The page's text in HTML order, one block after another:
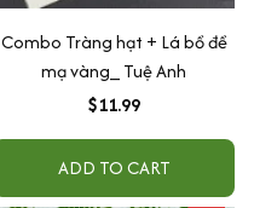
Combo Tràng hạt + Lá bồ đề
mạ vàng_ Tuệ Anh
$11.99
ADD TO CART